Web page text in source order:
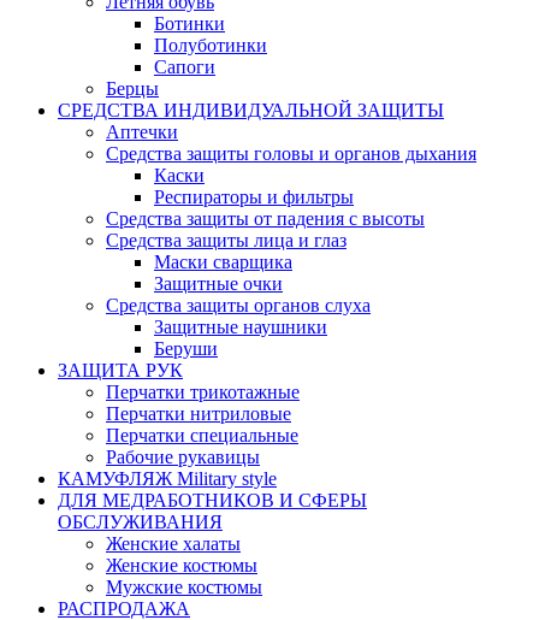
Ботинки
Полуботинки
Сапоги
Берцы
СРЕДСТВА ИНДИВИДУАЛЬНОЙ ЗАЩИТЫ
Аптечки
Средства защиты головы и органов дыхания
Каски
Респираторы и фильтры
Средства защиты от падения с высоты
Средства защиты лица и глаз
Маски сварщика
Защитные очки
Средства защиты органов слуха
Защитные наушники
Беруши
ЗАЩИТА РУК
Перчатки трикотажные
Перчатки нитриловые
Перчатки специальные
Рабочие рукавицы
КАМУФЛЯЖ Military style
ДЛЯ МЕДРАБОТНИКОВ И СФЕРЫ
ОБСЛУЖИВАНИЯ
Женские халаты
Женские костюмы
Мужские костюмы
РАСПРОДАЖА